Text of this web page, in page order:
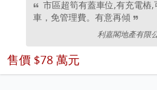
市區超筍有蓋車位,有充電樁,
車，免管理費。有意再傾
利嘉閣地產有限
售價 $78 萬元